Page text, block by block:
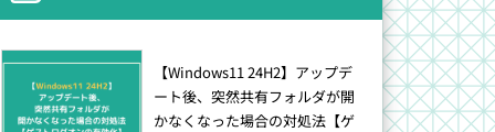
【Windows11 24H2】アップデ
ート後、突然共有フォルダが開
かなくなった場合の対処法【ゲ